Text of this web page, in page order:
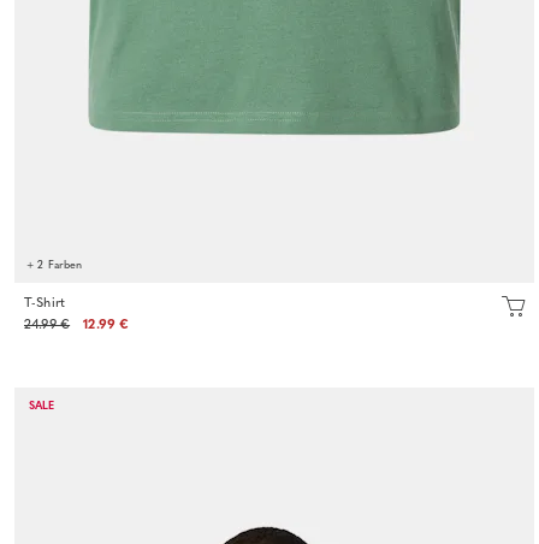
+ 2 Farben
T-Shirt
24.99 €
12.99 €
SALE